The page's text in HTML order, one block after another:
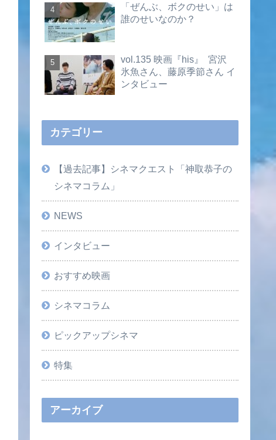
画あり）
「ぜんぶ、ボクのせい」は
誰のせいなのか？
vol.135 映画『his』 宮沢
氷魚さん、藤原季節さん イ
ンタビュー
カテゴリー
【過去記事】シネマクエスト「神取恭子の
シネマコラム」
NEWS
インタビュー
おすすめ映画
シネマコラム
ピックアップシネマ
特集
アーカイブ